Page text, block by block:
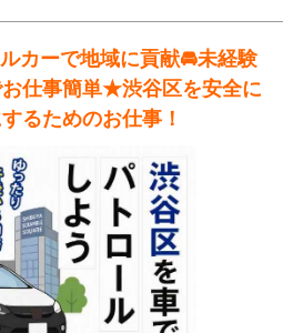
カーで地域に貢献🚘未経験
仕事簡単★渋谷区を安全に
るためのお仕事！